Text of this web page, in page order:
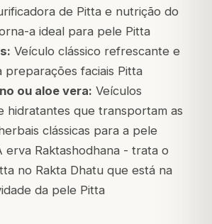
de Pitta e nutrição do
a ideal para pele Pitta
Veículo clássico refrescante e
preparações faciais Pitta
ou aloe vera: Veículos
hidratantes que transportam as
clássicas para a pele
erva Raktashodhana - trata o
no Rakta Dhatu que está na
da pele Pitta